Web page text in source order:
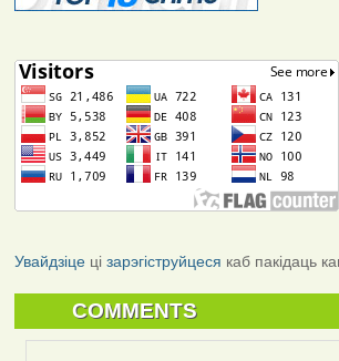
Увайдзіцеці зарэгіструйцеся каб пакідаць
COMMENTS